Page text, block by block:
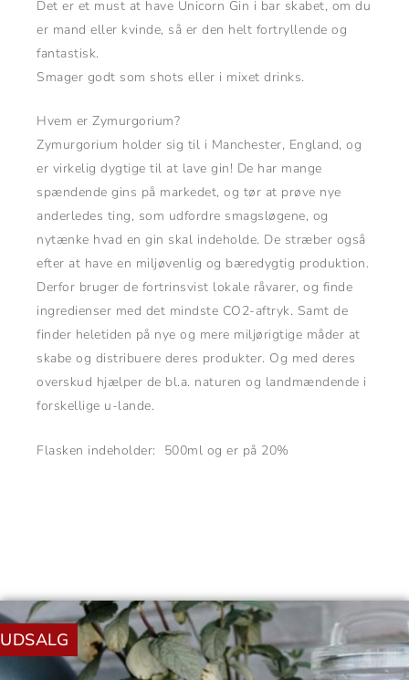
Det er et must at have Unicorn Gin i bar skabet, om du
er mand eller kvinde, så er den helt fortryllende og
fantastisk.
Smager godt som shots eller i mixet drinks.
Hvem er Zymurgorium?
Zymurgorium holder sig til i Manchester, England, og
er virkelig dygtige til at lave gin! De har mange
spændende gins på markedet, og tør at prøve nye
anderledes ting, som udfordre smagsløgene, og
nytænke hvad en gin skal indeholde. De stræber også
efter at have en miljøvenlig og bæredygtig produktion.
Derfor bruger de fortrinsvist lokale råvarer, og finde
ingredienser med det mindste CO2-aftryk. Samt de
finder heletiden på nye og mere miljørigtige måder at
skabe og distribuere deres produkter. Og med deres
overskud hjælper de bl.a. naturen og landmændende i
forskellige u-lande.
Flasken indeholder: 500ml og er på 20%
UDSALG
Den
oprindelige
pris
var:
90,00 kr..
Den
aktuelle
pris
er:
35,00 kr..